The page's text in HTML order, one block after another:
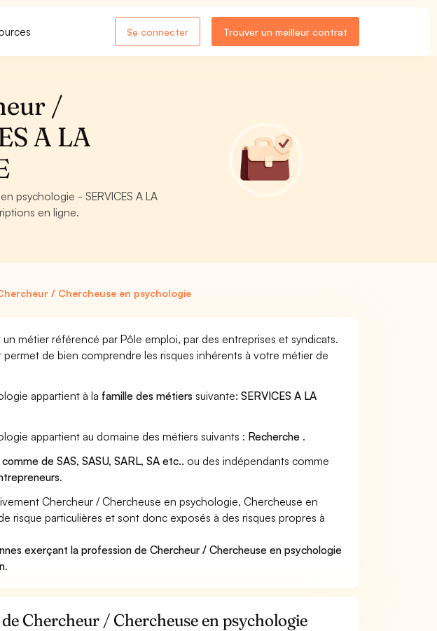
Se connecter Trouver un meilleur contrat
/
A LA
psychologie - SERVICES A LA
en ligne.
/ Chercheuse en psychologie
métier référencé par Pôle emploi, par des entreprises et syndicats.
de bien comprendre les risques inhérents à votre métier de
appartient à la famille des métiers suivante:SERVICES A LA
appartient au domaine des métiers suivants : Recherche .
de SAS, SASU, SARL, SA etc.. ou des indépendants comme
.
Chercheur / Chercheuse en psychologie, Chercheuse en
risque particulières et sont donc exposés à des risques propres à
exerçant la profession de Chercheur / Chercheuse en psychologie
.
Chercheur / Chercheuse en psychologie